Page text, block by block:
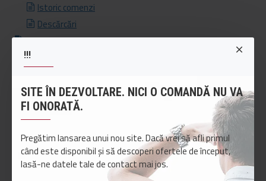
!!!
SITE ÎN DEZVOLTARE. NICI O COMANDĂ NU VA
FI ONORATĂ.
Pregătim lansarea unui nou site. Dacă vrei să afli primul
când este disponibil și să descoperi ofertele de început,
lasă-ne datele tale de contact mai jos.
Istoric comenzi
Descărcări
Coș de cumpărături
Finalizare comandă
Informații
Termeni și condiții
Confidențialitate date
Date personale
Livrare colete